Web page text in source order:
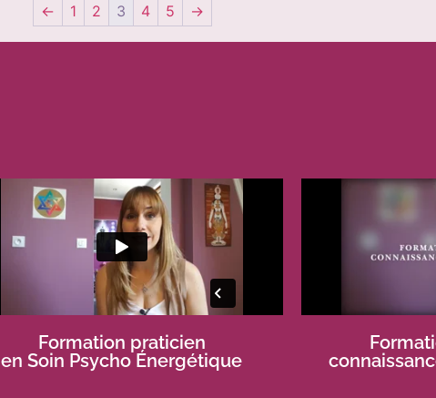
← 1 2 3 4 5 →
Formation praticien
en Soin Psycho Énergétique